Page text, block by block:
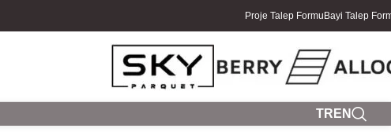
Proje Talep Formu Bayi Talep
TR EN